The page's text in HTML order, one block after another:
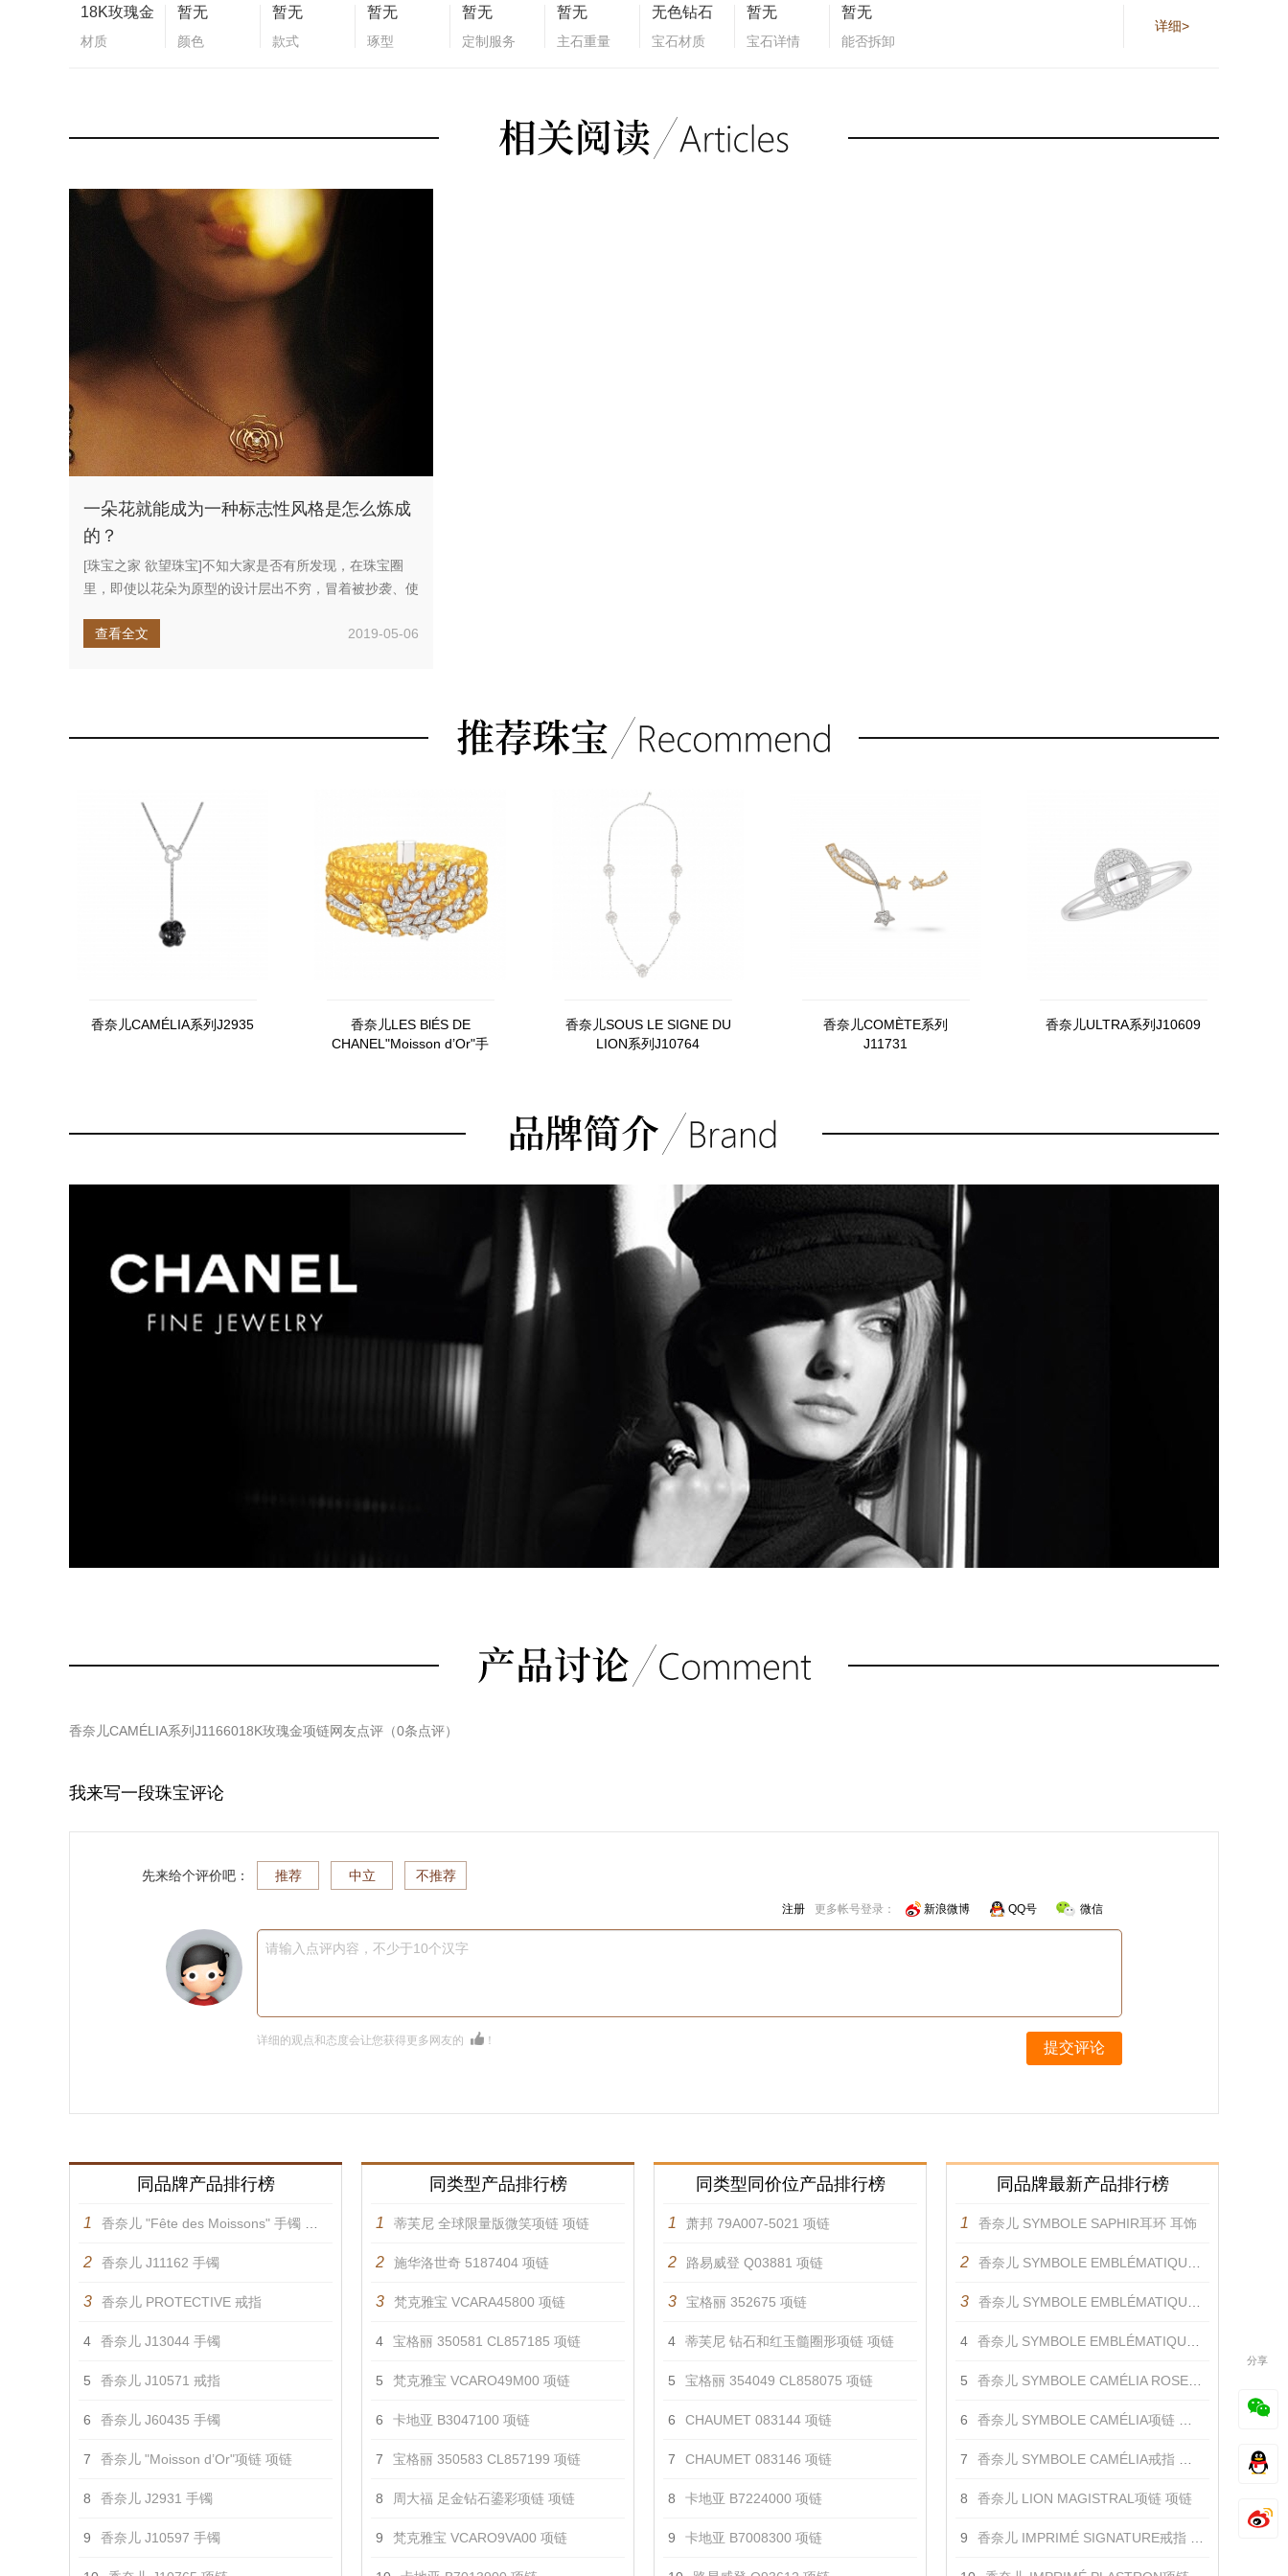
18K玫瑰金
材质
暂无
颜色
暂无
款式
暂无
琢型
暂无
定制服务
暂无
主石重量
无色钻石
宝石材质
暂无
宝石详情
暂无
能否拆卸
详细>
一朵花就能成为一种标志性风格是怎么炼成
的？
[珠宝之家 欲望珠宝]不知大家是否有所发现，在珠宝圈
里，即使以花朵为原型的设计层出不穷，冒着被抄袭、使
查看全文
2019-05-06
香奈儿CAMÉLIA系列J2935
香奈儿LES BlÉS DE
CHANEL"Moisson d’Or"手
香奈儿SOUS LE SIGNE DU
LION系列J10764
香奈儿COMÈTE系列
J11731
香奈儿ULTRA系列J10609
香奈儿CAMÉLIA系列J1166018K玫瑰金项链网友点评（0条点评）
我来写一段珠宝评论
先来给个评价吧： 推荐 中立 不推荐
注册 更多帐号登录： 新浪微博 QQ号 微信
请输入点评内容，不少于10个汉字
详细的观点和态度会让您获得更多网友的 ！ 提交评论
同品牌产品排行榜
1 香奈儿 "Fête des Moissons" 手镯 手镯
2 香奈儿 J11162 手镯
3 香奈儿 PROTECTIVE 戒指
4 香奈儿 J13044 手镯
5 香奈儿 J10571 戒指
6 香奈儿 J60435 手镯
7 香奈儿 "Moisson d’Or"项链 项链
8 香奈儿 J2931 手镯
9 香奈儿 J10597 手镯
同类型产品排行榜
1 蒂芙尼 全球限量版微笑项链 项链
2 施华洛世奇 5187404 项链
3 梵克雅宝 VCARA45800 项链
4 宝格丽 350581 CL857185 项链
5 梵克雅宝 VCARO49M00 项链
6 卡地亚 B3047100 项链
7 宝格丽 350583 CL857199 项链
8 周大福 足金钻石鎏彩项链 项链
9 梵克雅宝 VCARO9VA00 项链
同类型同价位产品排行榜
1 萧邦 79A007-5021 项链
2 路易威登 Q03881 项链
3 宝格丽 352675 项链
4 蒂芙尼 钻石和红玉髓圈形项链 项链
5 宝格丽 354049 CL858075 项链
6 CHAUMET 083144 项链
7 CHAUMET 083146 项链
8 卡地亚 B7224000 项链
9 卡地亚 B7008300 项链
同品牌最新产品排行榜
1 香奈儿 SYMBOLE SAPHIR耳环 耳饰
2 香奈儿 SYMBOLE EMBLÉMATIQUE蓝色戒指 戒指
3 香奈儿 SYMBOLE EMBLÉMATIQUE戒指 戒指
4 香奈儿 SYMBOLE EMBLÉMATIQUE蓝宝石戒指 戒指
5 香奈儿 SYMBOLE CAMÉLIA ROSE戒指 戒指
6 香奈儿 SYMBOLE CAMÉLIA项链 项链
7 香奈儿 SYMBOLE CAMÉLIA戒指 戒指
8 香奈儿 LION MAGISTRAL项链 项链
9 香奈儿 IMPRIMÉ SIGNATURE戒指 戒指
分享